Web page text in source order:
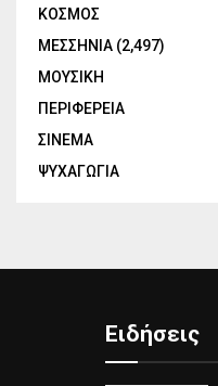
ΚΟΣΜΟΣ
ΜΕΣΣΗΝΙΑ (2,497)
ΜΟΥΣΙΚΗ
ΠΕΡΙΦΕΡΕΙΑ
ΣΙΝΕΜΑ
ΨΥΧΑΓΩΓΙΑ
Ειδήσεις